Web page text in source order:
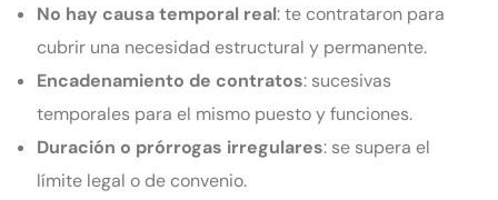
No hay causa temporal real: te contrataron para
cubrir una necesidad estructural y permanente.
Encadenamiento de contratos: sucesivas
temporales para el mismo puesto y funciones.
Duración o prórrogas irregulares: se supera el
límite legal o de convenio.